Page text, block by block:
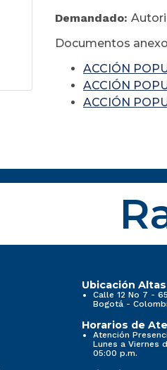
Demandado:
Documentos
ACCIÓN
ACCIÓN
ACCIÓN
Ubicación
Calle 12 No 7 -
Bogotá -
Horarios de
Atención
Lunes a Viernes
05:00 p.m.